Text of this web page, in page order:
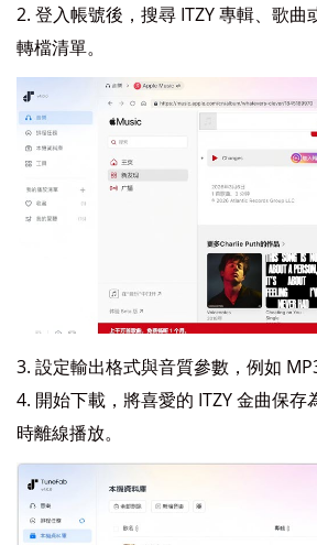
登入帳號後，搜尋 ITZY 專輯、歌曲
轉檔清單。
設定輸出格式與音質參數，例如
開始下載，將喜愛的 ITZY 金曲保存
時離線播放。